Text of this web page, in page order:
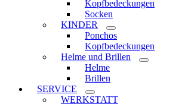
Kopfbedeckungen
Socken
KINDER
Ponchos
Kopfbedeckungen
Helme und Brillen
Helme
Brillen
SERVICE
WERKSTATT